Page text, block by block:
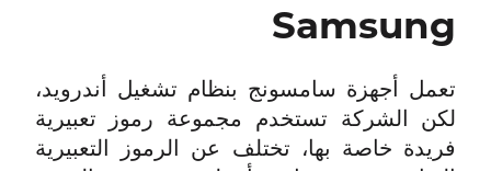
Samsung
تعمل أجهزة سامسونج بنظام تشغيل أندرويد،
لكن الشركة تستخدم مجموعة رموز تعبيرية
فريدة خاصة بها، تختلف عن الرموز التعبيرية